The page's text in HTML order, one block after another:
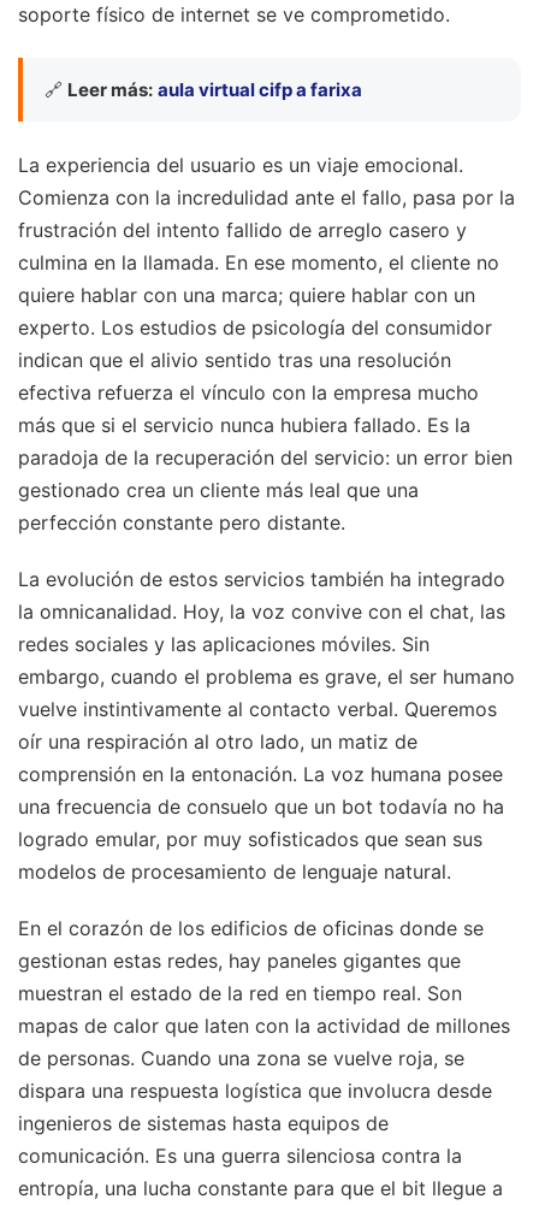
soporte físico de internet se ve comprometido.
🔗 Leer más: aula virtual cifp a farixa
La experiencia del usuario es un viaje emocional.
Comienza con la incredulidad ante el fallo, pasa por la
frustración del intento fallido de arreglo casero y
culmina en la llamada. En ese momento, el cliente no
quiere hablar con una marca; quiere hablar con un
experto. Los estudios de psicología del consumidor
indican que el alivio sentido tras una resolución
efectiva refuerza el vínculo con la empresa mucho
más que si el servicio nunca hubiera fallado. Es la
paradoja de la recuperación del servicio: un error bien
gestionado crea un cliente más leal que una
perfección constante pero distante.
La evolución de estos servicios también ha integrado
la omnicanalidad. Hoy, la voz convive con el chat, las
redes sociales y las aplicaciones móviles. Sin
embargo, cuando el problema es grave, el ser humano
vuelve instintivamente al contacto verbal. Queremos
oír una respiración al otro lado, un matiz de
comprensión en la entonación. La voz humana posee
una frecuencia de consuelo que un bot todavía no ha
logrado emular, por muy sofisticados que sean sus
modelos de procesamiento de lenguaje natural.
En el corazón de los edificios de oficinas donde se
gestionan estas redes, hay paneles gigantes que
muestran el estado de la red en tiempo real. Son
mapas de calor que laten con la actividad de millones
de personas. Cuando una zona se vuelve roja, se
dispara una respuesta logística que involucra desde
ingenieros de sistemas hasta equipos de
comunicación. Es una guerra silenciosa contra la
entropía, una lucha constante para que el bit llegue a